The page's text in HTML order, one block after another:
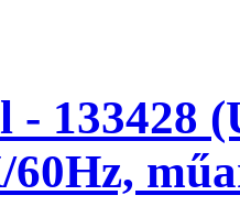
- 133428
60Hz,